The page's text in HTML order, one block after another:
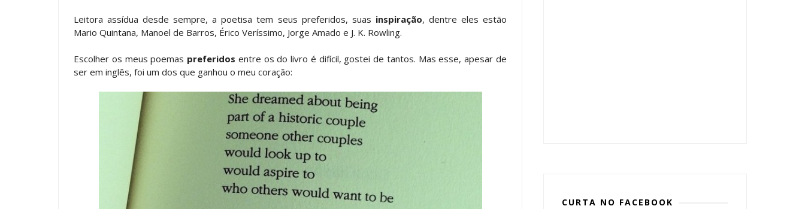
Leitora assídua desde sempre, a poetisa tem seus preferidos, suas inspiração, dentre eles estão
Mario Quintana, Manoel de Barros, Érico Veríssimo, Jorge Amado e J. K. Rowling.
Escolher os meus poemas preferidos entre os do livro é difícil, gostei de tantos. Mas esse, apesar de
ser em inglês, foi um dos que ganhou o meu coração:
CURTA NO FACEBOOK